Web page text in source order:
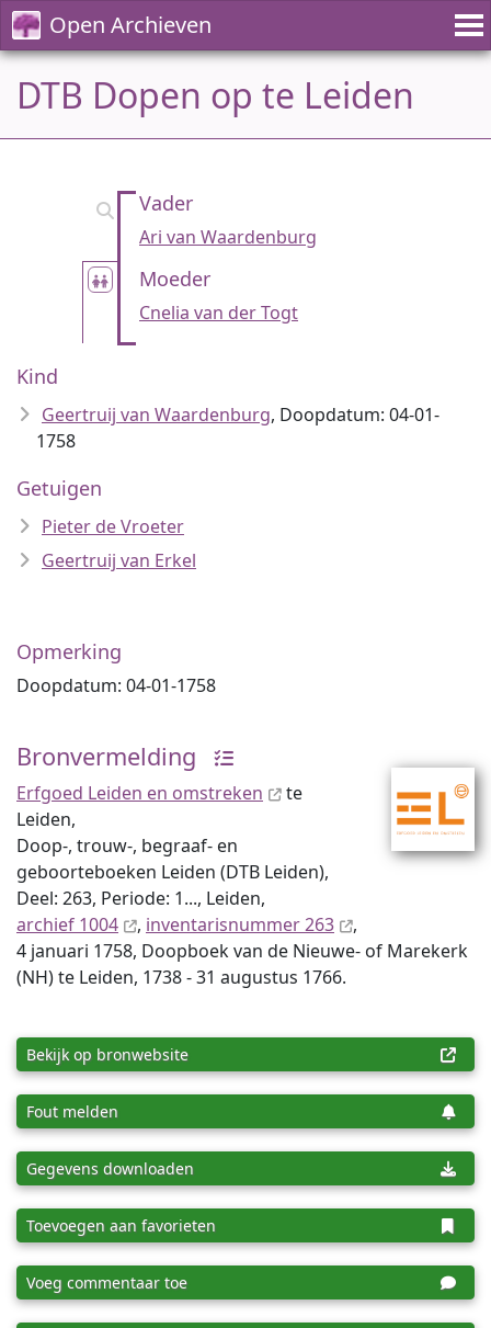
Open Archieven
DTB Dopen op te Leiden
Vader
Ari van Waardenburg
Moeder
Cnelia van der Togt
Kind
Geertruij van Waardenburg, Doopdatum: 04-01-
1758
Getuigen
Pieter de Vroeter
Geertruij van Erkel
Opmerking
Doopdatum: 04-01-1758
Bronvermelding
Erfgoed Leiden en omstreken
te
Leiden,
Doop-, trouw-, begraaf- en
geboorteboeken Leiden (DTB Leiden),
Deel: 263, Periode: 1..., Leiden,
archief 1004
, inventaris­num­mer 263
,
4 januari 1758, Doopboek van de Nieuwe- of Marekerk
(NH) te Leiden, 1738 - 31 augustus 1766.
Bekijk op bronwebsite
Fout melden
Gegevens downloaden
Toevoegen aan favorieten
Voeg commentaar toe